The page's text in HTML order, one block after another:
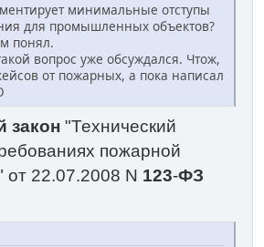
минимальные отступы
для промышленных объектов?
понял.
вопрос уже обсуждался. Чтож,
от пожарных, а пока написал
закон "Технический
пожарной
от 22.07.2008 N 123-ФЗ